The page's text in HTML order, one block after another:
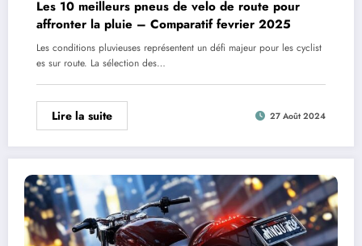
Les 10 meilleurs pneus de velo de route pour
affronter la pluie – Comparatif fevrier 2025
Les conditions pluvieuses représentent un défi majeur pour les cyclist
es sur route. La sélection des…
Lire la suite 27 Août 2024